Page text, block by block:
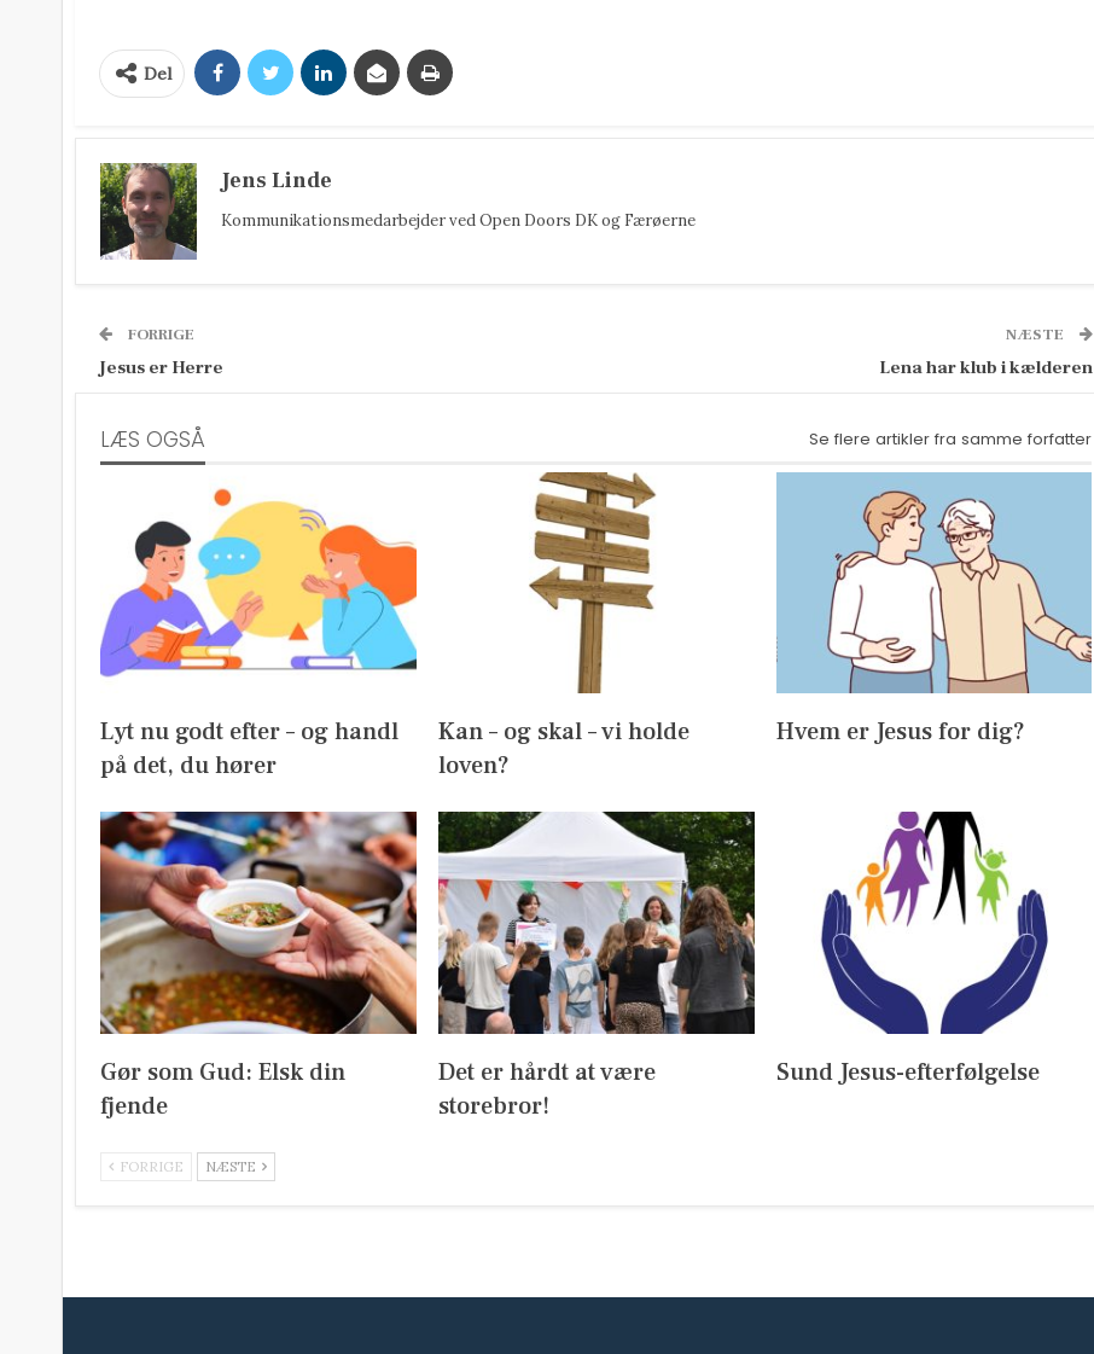
Del
Jens Linde
Kommunikationsmedarbejder ved Open Doors DK og Færøerne
FORRIGE
Jesus er Herre
NÆSTE
Lena har klub i kælderen
LÆS OGSÅ Se flere artikler fra samme forfatter
Lyt nu godt efter – og handl
på det, du hører
Kan – og skal – vi holde
loven?
Hvem er Jesus for dig?
Gør som Gud: Elsk din
fjende
Det er hårdt at være
storebror!
Sund Jesus-efterfølgelse
FORRIGE NÆSTE